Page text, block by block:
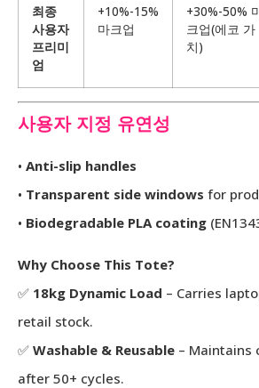
최종
사용자
프리미
엄
+10%-15%
마크업
+30%-50%
크업(에코 가
치)
사용자 지정 유연성
• Anti-slip handles
• Transparent side windows for
• Biodegradable PLA coating
Why Choose This Tote?
✅ 18kg Dynamic Load – Carries
retail stock.
✅ Washable & Reusable – Maintains
after 50+ cycles.